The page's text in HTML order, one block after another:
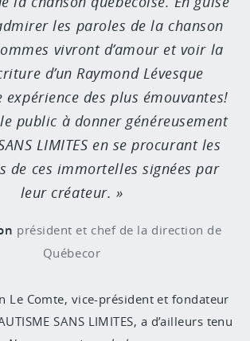
les paroles de la chanson
vivront d’amour et voir la
d’un Raymond Lévesque
expérience des plus émouvantes!
le public à donner généreusement
LIMITES en se procurant les
de ces immortelles signées par
leur créateur.
président et chef de la direction de
Québecor
Le Comte, vice-président et fondateur
SANS LIMITES, a d’ailleurs tenu